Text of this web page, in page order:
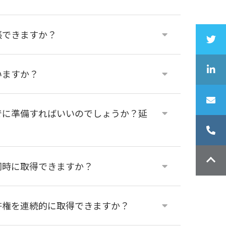
きますか？
すか？
準備すればいいのでしょうか？延
に取得できますか？
を連続的に取得できますか？